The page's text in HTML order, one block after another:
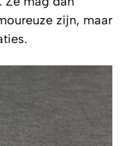
zijn, maar